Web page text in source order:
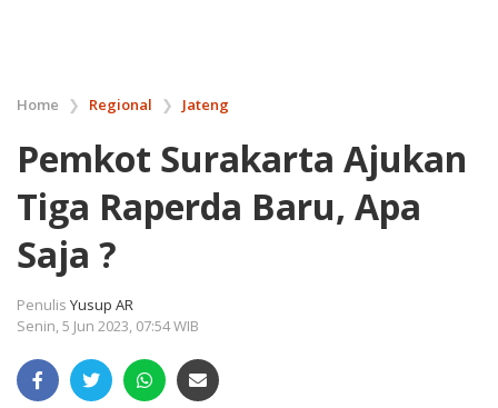
Home ❯ Regional ❯ Jateng
Pemkot Surakarta Ajukan
Tiga Raperda Baru, Apa
Saja ?
Penulis Yusup AR
Senin, 5 Jun 2023, 07:54 WIB